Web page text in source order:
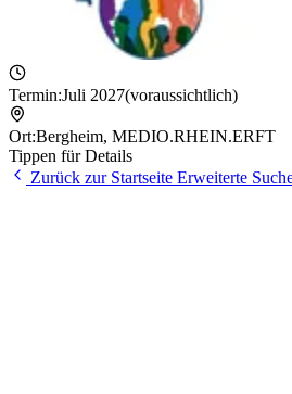
Termin:Juli 2027(voraussichtlich)
Ort:Bergheim, MEDIO.RHEIN.ERFT
Tippen für Details
Zurück zur Startseite Erweiterte